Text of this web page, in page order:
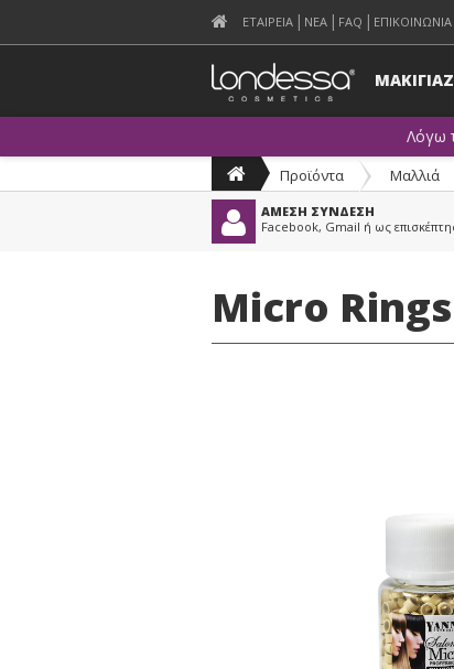
ΕΤΑΙΡΕΙΑ ΝΕΑ FAQ ΕΠΙΚΟΙΝΩΝΙΑ
ΜΑΚΙΓΙΑΖ
Λόγω
Προϊόντα > Μαλλιά
ΑΜΕΣΗ ΣΥΝΔΕΣΗ
Facebook, Gmail ή ως
Micro Rings